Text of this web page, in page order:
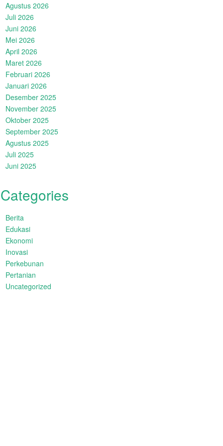
Agustus 2026
Juli 2026
Juni 2026
Mei 2026
April 2026
Maret 2026
Februari 2026
Januari 2026
Desember 2025
November 2025
Oktober 2025
September 2025
Agustus 2025
Juli 2025
Juni 2025
Categories
Berita
Edukasi
Ekonomi
Inovasi
Perkebunan
Pertanian
Uncategorized